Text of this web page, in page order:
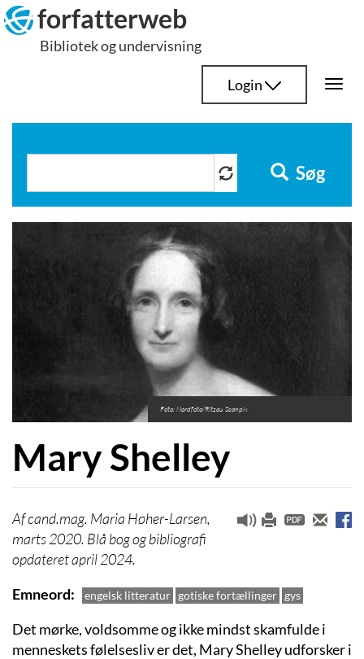
Hop
til
indhold
forfatterweb
Bibliotek og undervisning
Login
Søg
Foto: Nordfoto/Ritzau Scanpix
Mary Shelley
cand.mag. Maria Høher-Larsen,
marts 2020. Blå bog og bibliografi
opdateret april 2024.
Emneord
engelsk litteratur gotiske fortællinger gys
Det mørke, voldsomme og ikke mindst skamfulde i
menneskets følelsesliv er det, Mary Shelley udforsker i